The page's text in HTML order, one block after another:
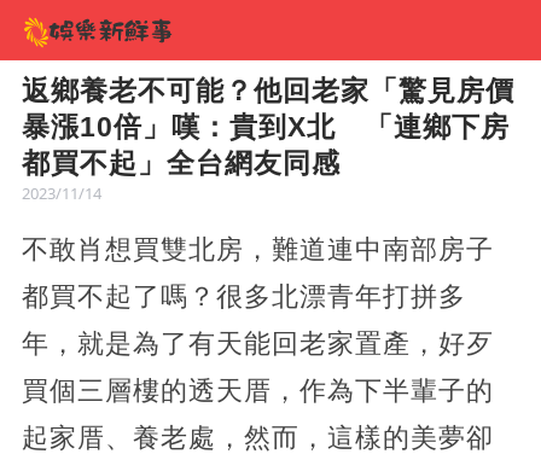
返鄉養老不可能？他回老家「驚見房價
暴漲10倍」嘆：貴到X北 「連鄉下房
都買不起」全台網友同感
2023/11/14
不敢肖想買雙北房，難道連中南部房子
都買不起了嗎？很多北漂青年打拼多
年，就是為了有天能回老家置產，好歹
買個三層樓的透天厝，作為下半輩子的
起家厝、養老處，然而，這樣的美夢卻